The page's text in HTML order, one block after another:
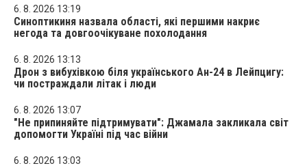
6. 8. 2026 13:19
Синоптикиня назвала області, які першими накриє
негода та довгоочікуване похолодання
6. 8. 2026 13:13
Дрон з вибухівкою біля українського Ан-24 в Лейпцигу:
чи постраждали літак і люди
6. 8. 2026 13:07
"Не припиняйте підтримувати": Джамала закликала світ
допомогти Україні під час війни
6. 8. 2026 13:03